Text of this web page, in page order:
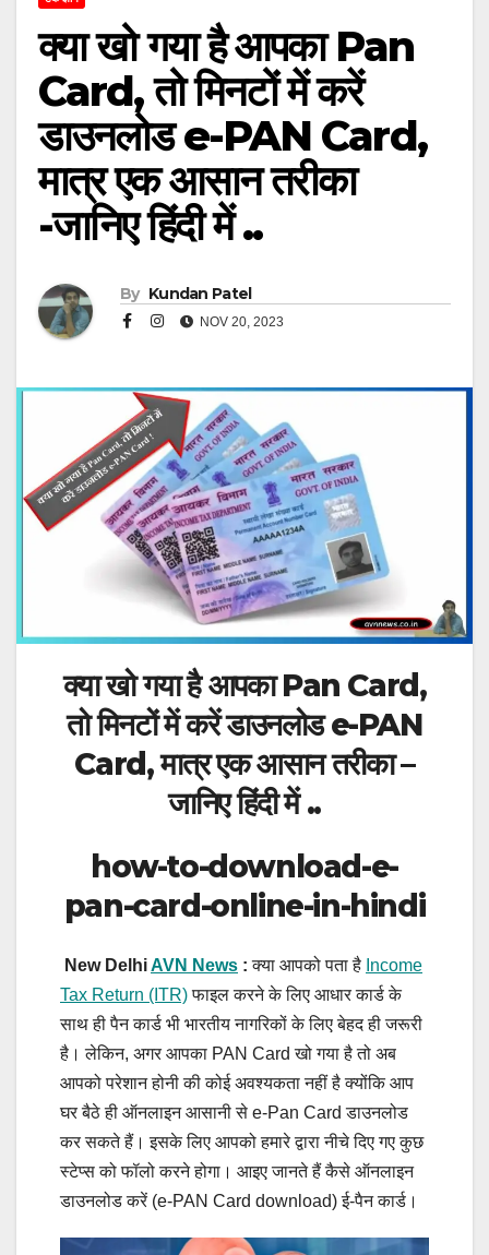
क्या खो गया है आपका Pan
Card, तो मिनटों में करें
डाउनलोड e-PAN Card,
मात्र एक आसान तरीका
-जानिए हिंदी में ..
By Kundan Patel
NOV 20, 2023
क्या खो गया है आपका Pan Card,
तो मिनटों में करें डाउनलोड e-PAN
Card, मात्र एक आसान तरीका –
जानिए हिंदी में ..
how-to-download-e-
pan-card-online-in-hindi
New DelhiAVN News : क्या आपको पता है Income
Tax Return (ITR)फाइल करने के लिए आधार कार्ड के
साथ ही पैन कार्ड भी भारतीय नागरिकों के लिए बेहद ही जरूरी
है। लेकिन, अगर आपका PAN Card खो गया है तो अब
आपको परेशान होनी की कोई अवश्यकता नहीं है क्योंकि आप
घर बैठे ही ऑनलाइन आसानी से e-Pan Card डाउनलोड
कर सकते हैं। इसके लिए आपको हमारे द्वारा नीचे दिए गए कुछ
स्टेप्स को फॉलो करने होगा। आइए जानते हैं कैसे ऑनलाइन
डाउनलोड करें (e-PAN Card download) ई-पैन कार्ड।